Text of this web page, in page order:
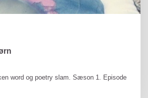
word og poetry slam. Sæson 1. Episode